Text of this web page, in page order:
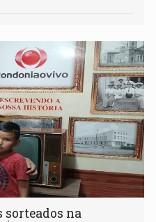
sorteados na